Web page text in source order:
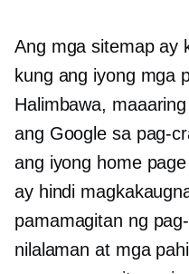
Ang mga sitemap ay
kung ang iyong mga
Halimbawa,
ang Google sa pag-
ang iyong home
ay hindi
pamamagitan ng
nilalaman at mga